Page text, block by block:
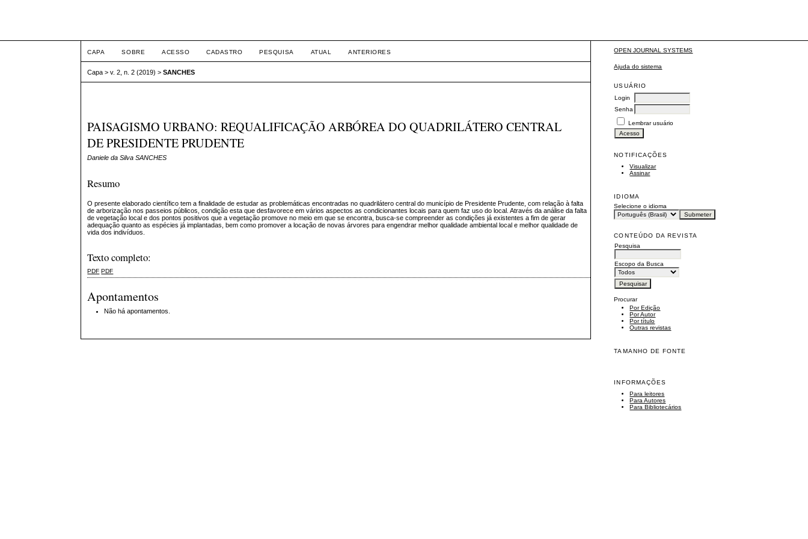
OPEN JOURNAL SYSTEMS
Ajuda do sistema
USUÁRIO
Login
Senha
Lembrar usuário
NOTIFICAÇÕES
Visualizar
Assinar
IDIOMA
Selecione o idioma
CONTEÚDO DA REVISTA
Pesquisa
Escopo da Busca
Procurar
Por Edição
Por Autor
Por título
Outras revistas
TAMANHO DE FONTE
INFORMAÇÕES
Para leitores
Para Autores
Para Bibliotecários
CAPA SOBRE ACESSO CADASTRO PESQUISA ATUAL ANTERIORES
Capa >v. 2, n. 2 (2019) >SANCHES
PAISAGISMO URBANO: REQUALIFICAÇÃO ARBÓREA DO QUADRILÁTERO CENTRAL
DE PRESIDENTE PRUDENTE
Daniele da Silva SANCHES
Resumo
O presente elaborado científico tem a finalidade de estudar as problemáticas encontradas no quadrilátero central do município de Presidente Prudente, com relação à falta
de arborização nos passeios públicos, condição esta que desfavorece em vários aspectos as condicionantes locais para quem faz uso do local. Através da análise da falta
de vegetação local e dos pontos positivos que a vegetação promove no meio em que se encontra, busca-se compreender as condições já existentes a fim de gerar
adequação quanto as espécies já implantadas, bem como promover a locação de novas árvores para engendrar melhor qualidade ambiental local e melhor qualidade de
vida dos indivíduos.
Texto completo:
PDF PDF
Apontamentos
Não há apontamentos.